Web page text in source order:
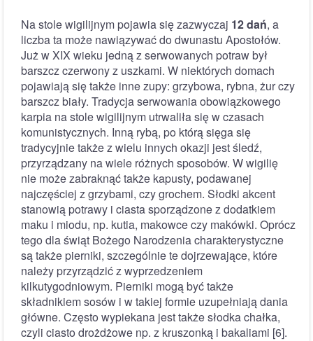
Na stole wigilijnym pojawia się zazwyczaj 12 dań, a
liczba ta może nawiązywać do dwunastu Apostołów.
Już w XIX wieku jedną z serwowanych potraw był
barszcz czerwony z uszkami. W niektórych domach
pojawiają się także inne zupy: grzybowa, rybna, żur czy
barszcz biały. Tradycja serwowania obowiązkowego
karpia na stole wigilijnym utrwaliła się w czasach
komunistycznych. Inną rybą, po którą sięga się
tradycyjnie także z wielu innych okazji jest śledź,
przyrządzany na wiele różnych sposobów. W wigilię
nie może zabraknąć także kapusty, podawanej
najczęściej z grzybami, czy grochem. Słodki akcent
stanowią potrawy i ciasta sporządzone z dodatkiem
maku i miodu, np. kutia, makowce czy makówki. Oprócz
tego dla świąt Bożego Narodzenia charakterystyczne
są także pierniki, szczególnie te dojrzewające, które
należy przyrządzić z wyprzedzeniem
kilkutygodniowym. Pierniki mogą być także
składnikiem sosów i w takiej formie uzupełniają dania
główne. Często wypiekana jest także słodka chałka,
czyli ciasto drożdżowe np. z kruszonką i bakaliami [6].